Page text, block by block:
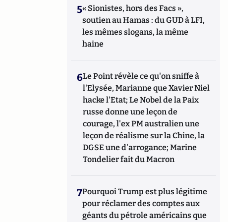
5« Sionistes, hors des Facs »,
soutien au Hamas : du GUD à LFI,
les mêmes slogans, la même
haine
6Le Point révèle ce qu'on sniffe à
l'Elysée, Marianne que Xavier Niel
hacke l'Etat; Le Nobel de la Paix
russe donne une leçon de
courage, l'ex PM australien une
leçon de réalisme sur la Chine, la
DGSE une d'arrogance; Marine
Tondelier fait du Macron
7Pourquoi Trump est plus légitime
pour réclamer des comptes aux
géants du pétrole américains que